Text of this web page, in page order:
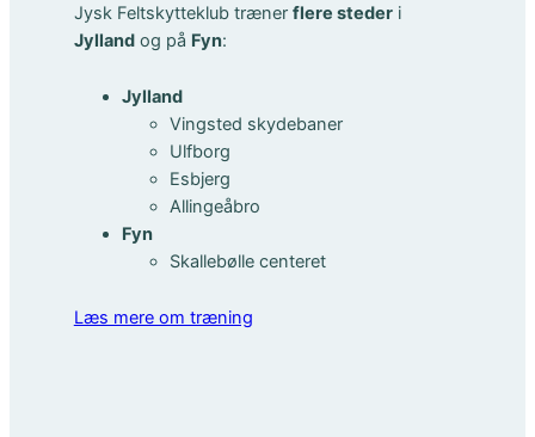
Jysk Feltskytteklub træner flere stederi
Jyllandog på Fyn:
Jylland
Vingsted skydebaner
Ulfborg
Esbjerg
Allingeåbro
Fyn
Skallebølle centeret
Læs mere om træning